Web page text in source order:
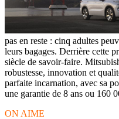
pas en reste : cinq adultes
leurs bagages. Derrière cette
siècle de savoir-faire.
robustesse, innovation et
parfaite incarnation, avec sa
une garantie de 8 ans ou 160
ON AIME